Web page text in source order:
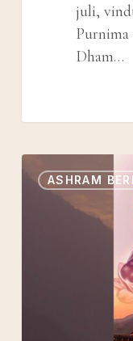
juli,
Purnima
Dham…
ASHRAM
Rijk
gevuld